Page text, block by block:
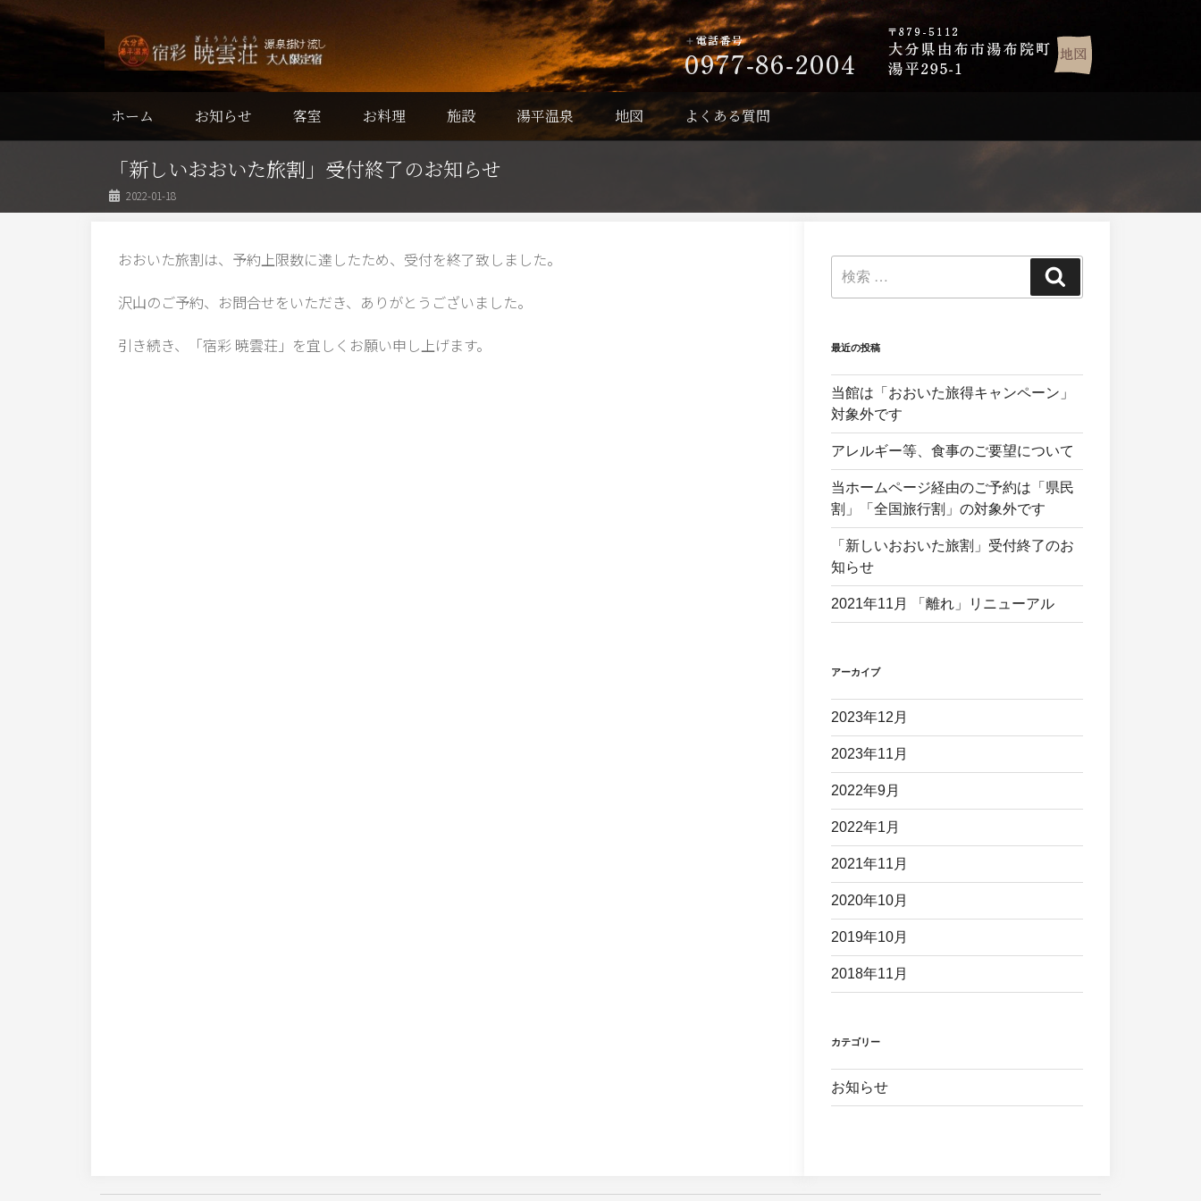
ホーム お知らせ 客室 お料理 施設 湯平温泉 地図 よくある質問
「新しいおおいた旅割」受付終了のお知らせ
2022-01-18
おおいた旅割は、予約上限数に達したため、受付を終了致しました。
沢山のご予約、お問合せをいただき、ありがとうございました。
引き続き、「宿彩 暁雲荘」を宜しくお願い申し上げます。
最近の投稿
当館は「おおいた旅得キャンペーン」
対象外です
アレルギー等、食事のご要望について
当ホームページ経由のご予約は「県民
割」「全国旅行割」の対象外です
「新しいおおいた旅割」受付終了のお
知らせ
2021年11月 「離れ」リニューアル
アーカイブ
2023年12月
2023年11月
2022年9月
2022年1月
2021年11月
2020年10月
2019年10月
2018年11月
カテゴリー
お知らせ